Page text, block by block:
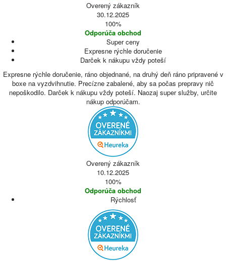
Overený zákazník
30.12.2025
100%
Odporúča obchod
Super ceny
Expresne rýchle doručenie
Darček k nákupu vždy poteší
Expresne rýchle doručenie, ráno objednané, na druhý deň ráno pripravené v
boxe na vyzdvihnutie. Precízne zabalené, aby sa počas prepravy nič
nepoškodilo. Darček k nákupu vždy poteší. Naozaj super služby, určite
nákup odporúčam.
Overený zákazník
10.12.2025
100%
Odporúča obchod
Rýchlosť